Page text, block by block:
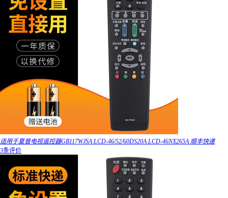
适用于夏普电视遥控器GB117WJSA LCD-46/52/60DS20A LCD-46NX265A 顺丰快递
3条评价